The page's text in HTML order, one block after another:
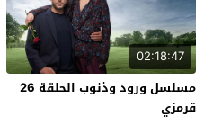
02:18:47
مسلسل ورود وذنوب الحلقة 26
قرمزي